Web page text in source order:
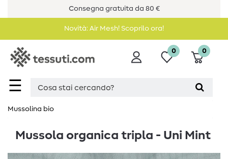
Consegna gratuita da 80 €
Novità: Air Mesh! Scoprilo ora!
☰
0 0
Mussolina bio
Mussola organica tripla - Uni Mint